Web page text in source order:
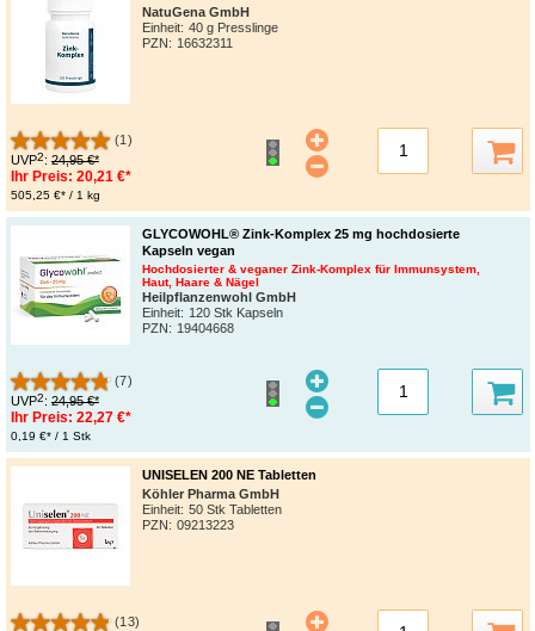
NatuGena GmbH
Einheit: 40 g Presslinge
PZN: 16632311
(1)
UVP2: 24,95 €*
Ihr Preis: 20,21 €*
505,25 €* / 1 kg
GLYCOWOHL® Zink-Komplex 25 mg hochdosierte
Kapseln vegan
Hochdosierter & veganer Zink-Komplex für Immunsystem,
Haut, Haare & Nägel
Heilpflanzenwohl GmbH
Einheit: 120 Stk Kapseln
PZN: 19404668
(7)
UVP2: 24,95 €*
Ihr Preis: 22,27 €*
0,19 €* / 1 Stk
UNISELEN 200 NE Tabletten
Köhler Pharma GmbH
Einheit: 50 Stk Tabletten
PZN: 09213223
(13)